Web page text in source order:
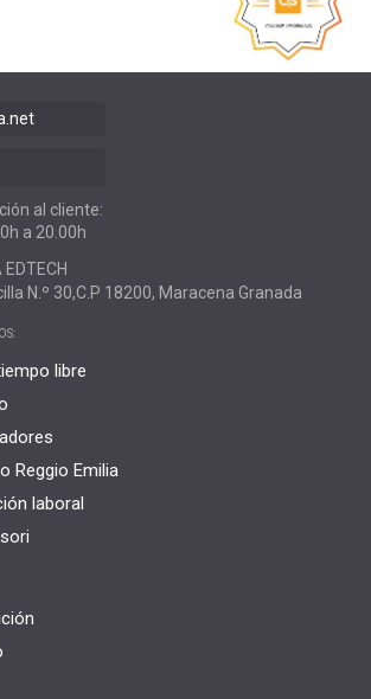
al cliente:
a 20.00h
EDTECH
N.º 30,C.P 18200, Maracena Granada
libre
Reggio Emilia
laboral